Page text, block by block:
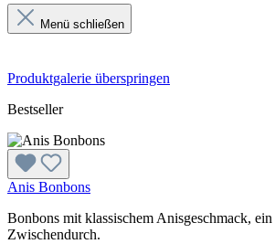
Menü schließen
Produktgalerie überspringen
Bestseller
Anis Bonbons
Bonbons mit klassischem Anisgeschmack,
Zwischendurch.